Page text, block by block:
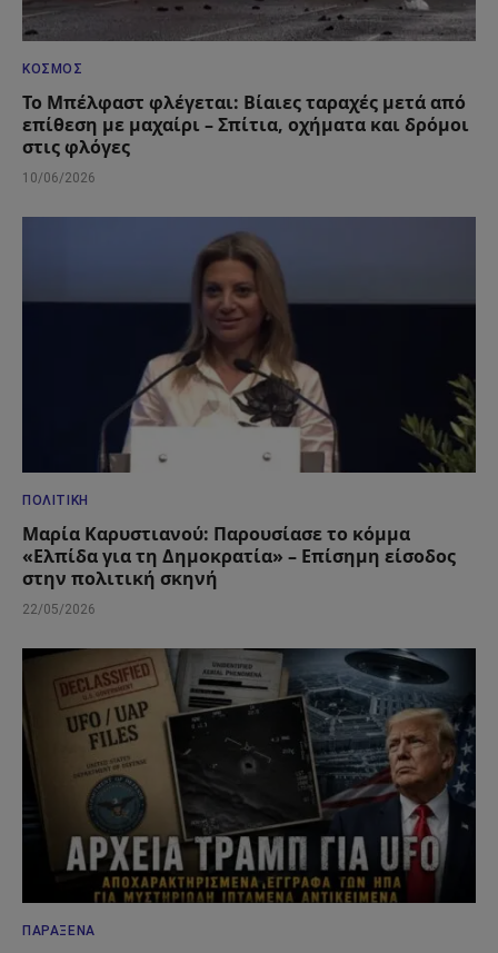
ΚΌΣΜΟΣ
Το Μπέλφαστ φλέγεται: Βίαιες ταραχές μετά από
επίθεση με μαχαίρι – Σπίτια, οχήματα και δρόμοι
στις φλόγες
10/06/2026
ΠΟΛΙΤΙΚΉ
Μαρία Καρυστιανού: Παρουσίασε το κόμμα
«Ελπίδα για τη Δημοκρατία» – Επίσημη είσοδος
στην πολιτική σκηνή
22/05/2026
ΠΑΡΆΞΕΝΑ